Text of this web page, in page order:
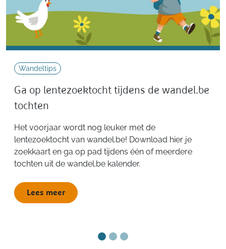
Wandeltips
Ga op lentezoektocht tijdens de wandel.be
tochten
Het voorjaar wordt nog leuker met de
lentezoektocht van wandel.be! Download hier je
zoekkaart en ga op pad tijdens één of meerdere
tochten uit de wandel.be kalender.
Lees meer